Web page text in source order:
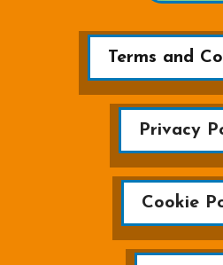
Terms and
Privacy
Cookie